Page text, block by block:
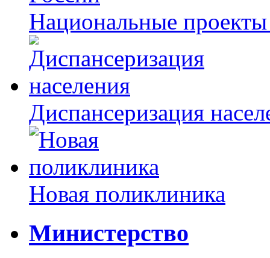
Национальные
Диспансеризация
Новая поликлиника
Министерство